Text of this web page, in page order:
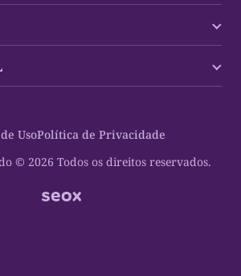
© 2026 Todos os direitos reservados.
UsoPolítica de Privacidade